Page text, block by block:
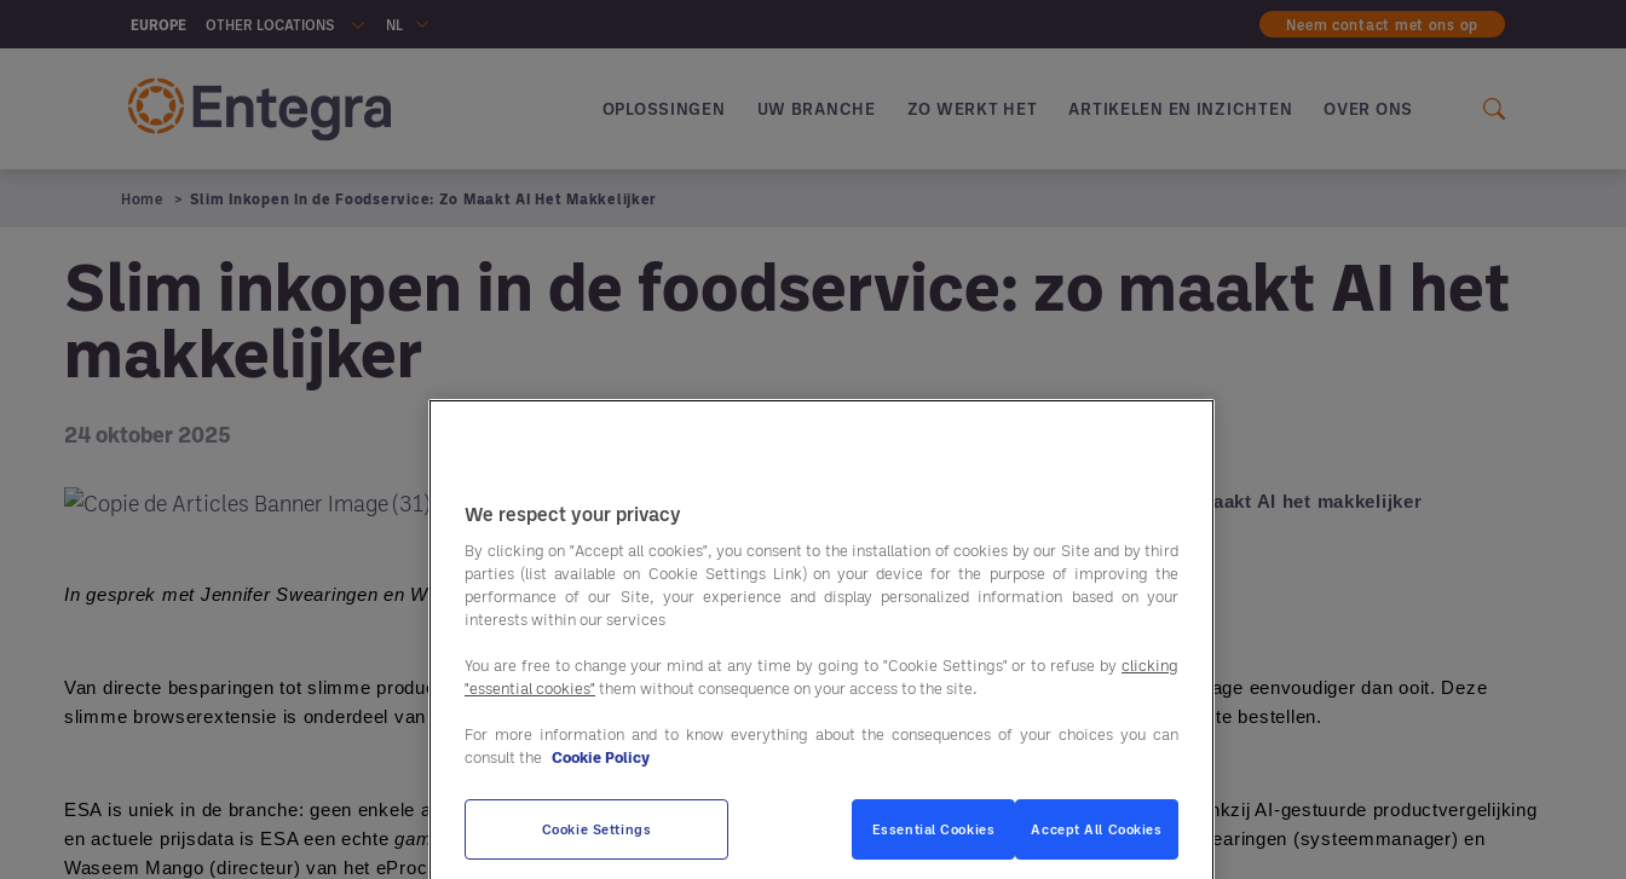
Skip to main content
EUROPE OTHER LOCATIONS NL Neem contact met ons op
Hoofdnavigatie
OPLOSSINGEN UW BRANCHE ZO WERKT HET ARTIKELEN EN INZICHTEN OVER ONS
Home Slim Inkopen In de Foodservice: Zo Maakt AI Het Makkelijker
Slim inkopen in de foodservice: zo maakt AI het
makkelijker
24 oktober 2025
Slim inkopen in de foodservice: zo maakt AI het makkelijker
In gesprek met Jennifer Swearingen en Waseem Mango
Van directe besparingen tot slimme productaanbevelingen: Entegra’s Shopping Assistant (ESA) maakt het inkopen van food & beverage eenvoudiger dan ooit. Deze
slimme browserextensie is onderdeel van
en helpt bedrijven om sneller, slimmer en voordeliger te bestellen.
ESA is uniek in de branche: geen enkele andere inkooporganisatie (GPO) biedt een tool die zó gebruiksvriendelijk en effectief is. Dankzij AI-gestuurde productvergelijking
en actuele prijsdata is ESA een echte gamechanger
. Maar hoe werkt het precies, en wat levert het op? We spraken met Jennifer Swearingen (systeemmanager) en
Waseem Mango (directeur) van het eProcurement-team van Entegra.
We respect your privacy
By clicking on "Accept all cookies", you consent to the installation of cookies by our Site and by third
parties (list available on Cookie Settings Link) on your device for the purpose of improving the
performance of our Site, your experience and display personalized information based on your
interests within our services
You are free to change your mind at any time by going to "Cookie Settings" or to refuse by clicking
"essential cookies" them without consequence on your access to the site.
For more information and to know everything about the consequences of your choices you can
consult the Cookie Policy
Cookie Settings Essential Cookies Accept All Cookies